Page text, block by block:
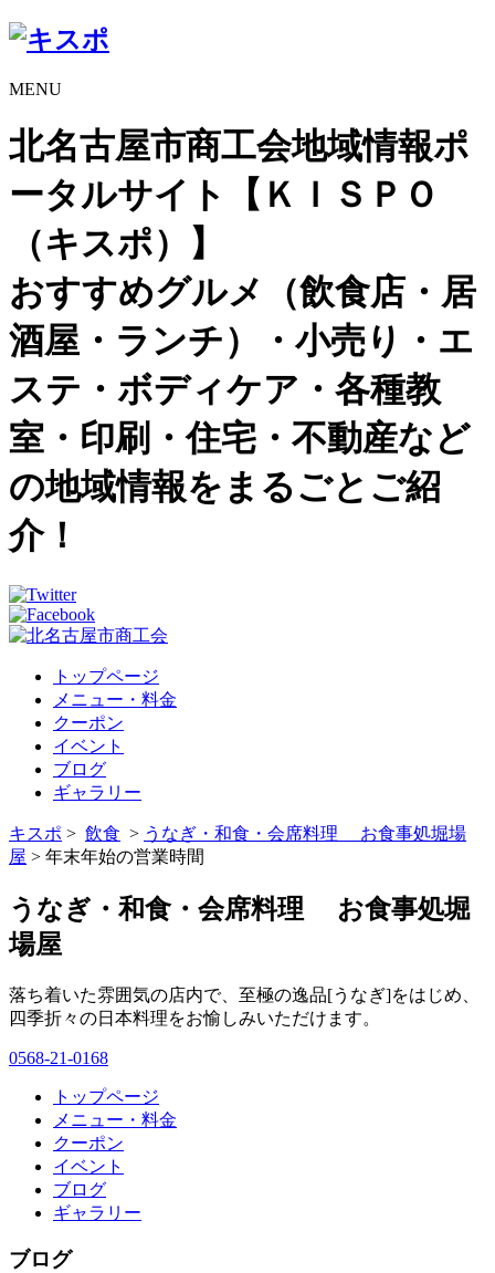
MENU
北名古屋市商工会地域情報ポ
ータルサイト【ＫＩＳＰＯ
（キスポ）】
おすすめグルメ（飲食店・居
酒屋・ランチ）・小売り・エ
ステ・ボディケア・各種教
室・印刷・住宅・不動産など
の地域情報をまるごとご紹
介！
トップページ
メニュー・料金
クーポン
イベント
ブログ
ギャラリー
キスポ > 飲食 > うなぎ・和食・会席料理 お食事処堀場
屋 > 年末年始の営業時間
うなぎ・和食・会席料理 お食事処堀
場屋
落ち着いた雰囲気の店内で、至極の逸品[うなぎ]をはじめ、
四季折々の日本料理をお愉しみいただけます。
0568-21-0168
トップページ
メニュー・料金
クーポン
イベント
ブログ
ギャラリー
ブログ